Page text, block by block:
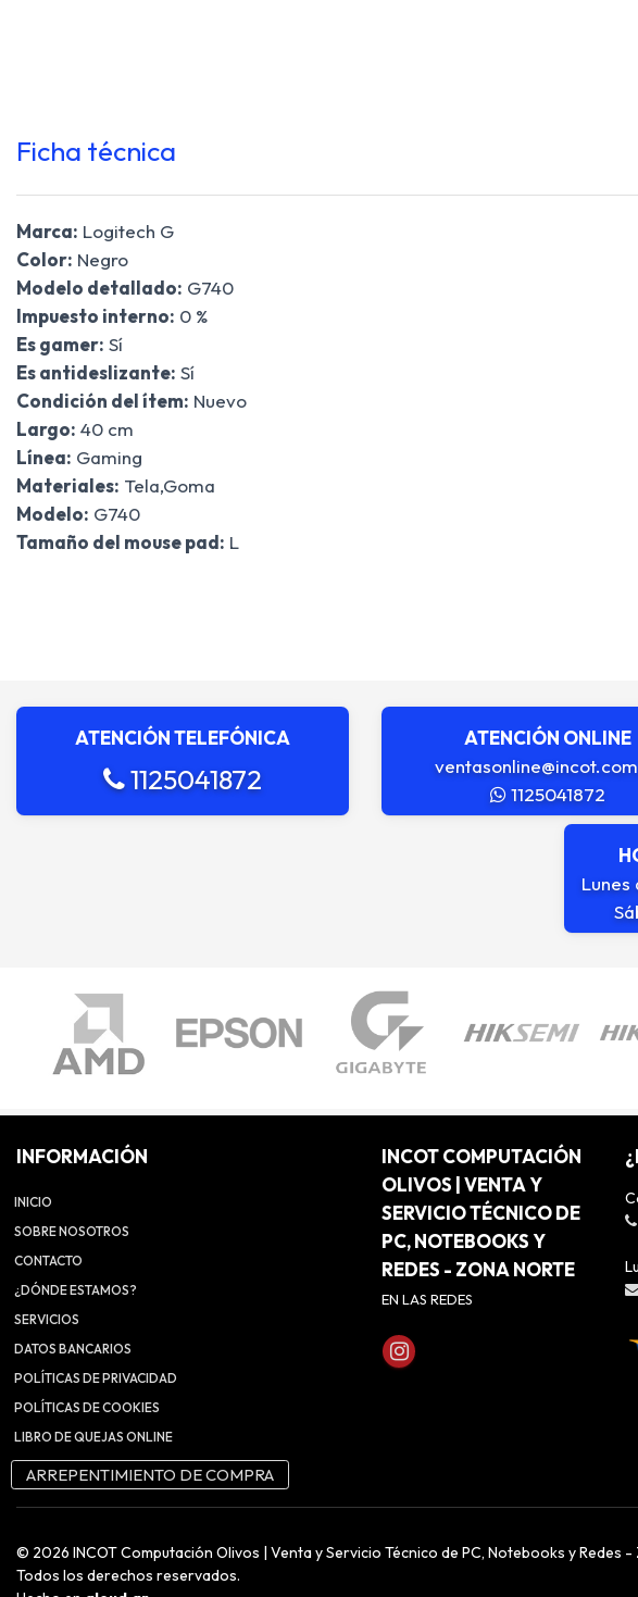
Ficha técnica
Marca: Logitech G
Color: Negro
Modelo detallado: G740
Impuesto interno: 0 %
Es gamer: Sí
Es antideslizante: Sí
Condición del ítem: Nuevo
Largo: 40 cm
Línea: Gaming
Materiales: Tela,Goma
Modelo: G740
Tamaño del mouse pad: L
ATENCIÓN TELEFÓNICA
1125041872
ATENCIÓN ONLINE
1125041872
Lunes
INFORMACIÓN
INICIO
SOBRE NOSOTROS
CONTACTO
¿DÓNDE ESTAMOS?
SERVICIOS
DATOS BANCARIOS
POLÍTICAS DE PRIVACIDAD
POLÍTICAS DE COOKIES
LIBRO DE QUEJAS ONLINE
ARREPENTIMIENTO DE COMPRA
INCOT COMPUTACIÓN
OLIVOS | VENTA Y
SERVICIO TÉCNICO DE
PC, NOTEBOOKS Y
REDES - ZONA NORTE
EN LAS REDES
© 2026 INCOT Computación Olivos | Venta y Servicio Técnico de PC, Notebooks y Redes
Todos los derechos reservados.